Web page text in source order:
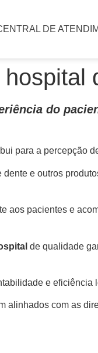
DE
do
para a percepção
e outros
aos pacientes e
de qualidade
e eficiência
alinhados com as